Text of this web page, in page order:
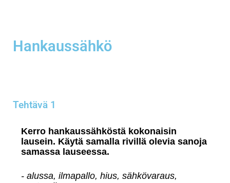
Hankaussähkö
Tehtävä 1